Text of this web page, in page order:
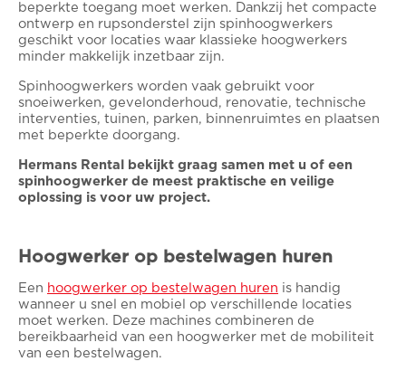
beperkte toegang moet werken. Dankzij het compacte
ontwerp en rupsonderstel zijn spinhoogwerkers
geschikt voor locaties waar klassieke hoogwerkers
minder makkelijk inzetbaar zijn.
Spinhoogwerkers worden vaak gebruikt voor
snoeiwerken, gevelonderhoud, renovatie, technische
interventies, tuinen, parken, binnenruimtes en plaatsen
met beperkte doorgang.
Hermans Rental bekijkt graag samen met u of een
spinhoogwerker de meest praktische en veilige
oplossing is voor uw project.
Hoogwerker op bestelwagen huren
Een hoogwerker op bestelwagen huren is handig
wanneer u snel en mobiel op verschillende locaties
moet werken. Deze machines combineren de
bereikbaarheid van een hoogwerker met de mobiliteit
van een bestelwagen.